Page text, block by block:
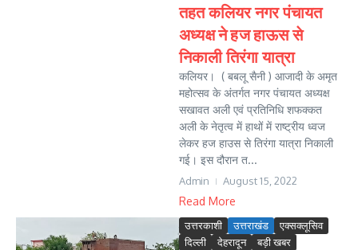
तहत कलियर नगर पंचायत
अध्यक्ष ने हज हाऊस से
निकाली तिरंगा यात्रा
कलियर। ( बबलू सैनी ) आजादी के अमृत
महोत्सव के अंतर्गत नगर पंचायत अध्यक्ष
सखावत अली एवं प्रतिनिधि शफक्कत
अली के नेतृत्व में हाथों में राष्ट्रीय ध्वज
लेकर हज हाउस से तिरंगा यात्रा निकाली
गई। इस दौरान त...
Admin August 15, 2022
Read More
उत्तरकाशी उत्तराखंड
एक्सक्लूसिव
दिल्ली
देहरादून
बड़ी खबर